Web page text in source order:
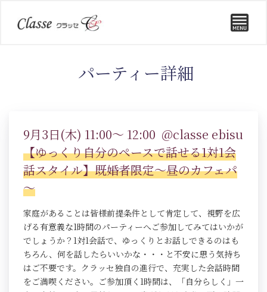
パーティー詳細
9月3日(木) 11:00～ 12:00 @classe ebisu
【ゆっくり自分のペースで話せる1対1会
話スタイル】既婚者限定～昼のカフェパ
～
家庭があることは皆様前提条件として肯定して、視野を広
げる有意義な1時間のパーティーへご参加してみてはいかが
でしょうか？1対1会話で、ゆっくりとお話しできるのはも
ちろん、何を話したらいいかな・・・と不安に思う気持ち
はご不要です。クラッセ独自の進行で、充実した会話時間
をご満喫ください。ご参加頂く1時間は、「自分らしく」一